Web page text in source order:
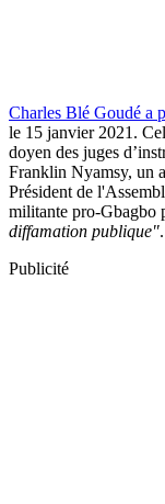
Charles Blé Goudé a
le 15 janvier 2021.
doyen des juges
Franklin Nyamsy, un
Président de
militante pro-Gbagbo
diffamation publique".
Publicité